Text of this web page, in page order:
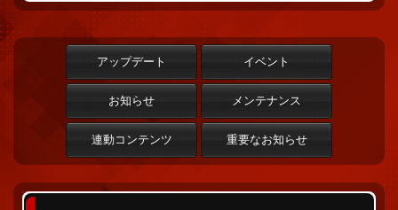
アップデート イベント
お知らせ メンテナンス
連動コンテンツ 重要なお知らせ